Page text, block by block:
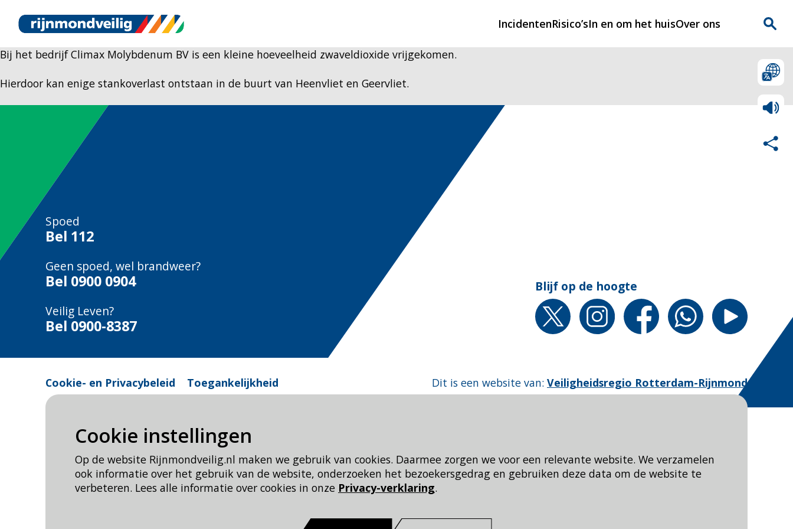
Cookie instellingen
Op de website Rijnmondveilig.nl maken we gebruik van cookies. Daarmee zorgen we voor een relevante website. We verzamelen
ook informatie over het gebruik van de website, onderzoeken het bezoekersgedrag en gebruiken deze data om de website te
verbeteren. Lees alle informatie over cookies in onze Privacy-verklaring.
Incidenten
CIN-meldingen
Risico’sIn en om het huisOver ons
Bij het bedrijf Climax Molybdenum BV is een kleine hoeveelheid zwaveldioxide vrijgekomen.
Hierdoor kan enige stankoverlast ontstaan in de buurt van Heenvliet en Geervliet.
Spoed
Bel 112
Geen spoed, wel brandweer?
Bel 0900 0904
Veilig Leven?
Bel 0900-8387
Blijf op de hoogte
Cookie- en Privacybeleid Toegankelijkheid Dit is een website van: Veiligheidsregio Rotterdam-Rijnmond